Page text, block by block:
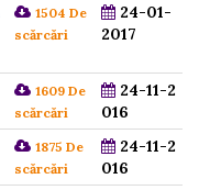
1504 De
scărcări
24-01-
2017
1609 De
scărcări
24-11-2
016
1875 De
scărcări
24-11-2
016